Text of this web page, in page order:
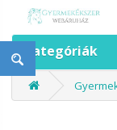
Kategóriák